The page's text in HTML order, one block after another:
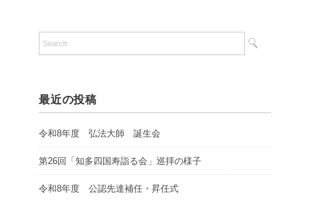
最近の投稿
令和8年度 弘法大師 誕生会
第26回「知多四国寿詣る会」巡拝の様子
令和8年度 公認先達補任・昇任式